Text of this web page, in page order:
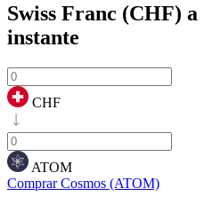
Swiss Franc (CHF)
instante
CHF
ATOM
Comprar Cosmos (ATOM)